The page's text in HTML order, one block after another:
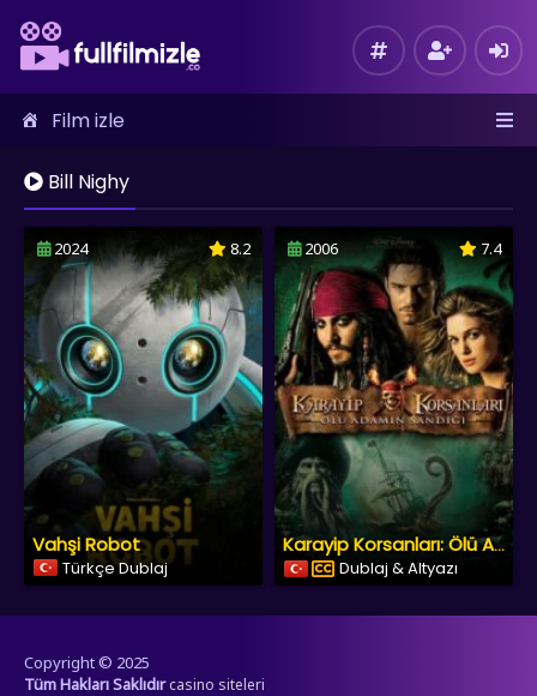
Film izle
Bill Nighy
2024 8.2
Vahşi Robot
Türkçe Dublaj
2006 7.4
Karayip Korsanları: Ölü Adam’ın Sandığı
Dublaj & Altyazı
Copyright © 2025
Tüm Hakları Saklıdır casino siteleri